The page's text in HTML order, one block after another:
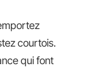
courtois.
qui font